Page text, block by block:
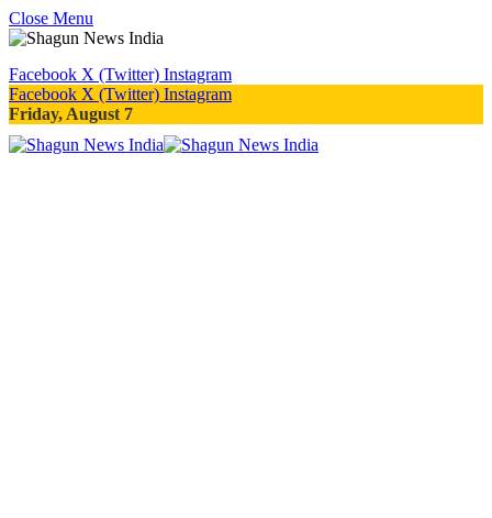
Close Menu
Facebook X (Twitter) Instagram
Facebook X (Twitter) Instagram
Friday, August 7